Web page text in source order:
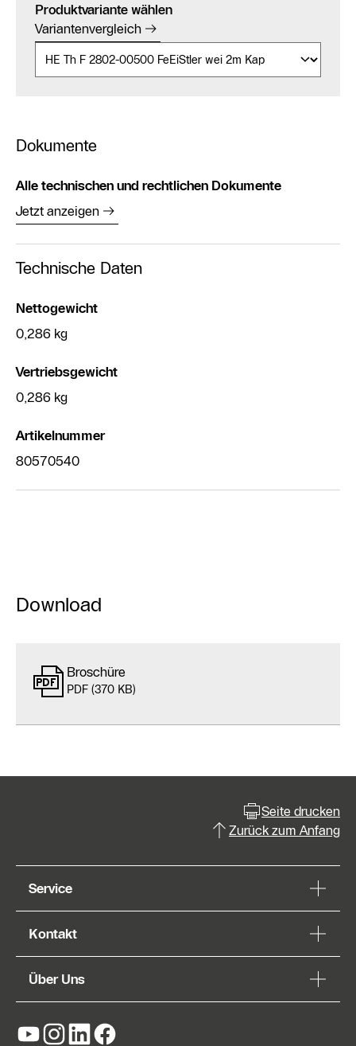
Produktvariante wählen
Variantenvergleich
Dokumente
Alle technischen und rechtlichen Dokumente
Jetzt anzeigen
Technische Daten
Nettogewicht
0,286 kg
Vertriebsgewicht
0,286 kg
Artikelnummer
80570540
Download
Broschüre
PDF (370 KB)
Seite drucken
Zurück zum Anfang
Service
Kontakt
Über Uns